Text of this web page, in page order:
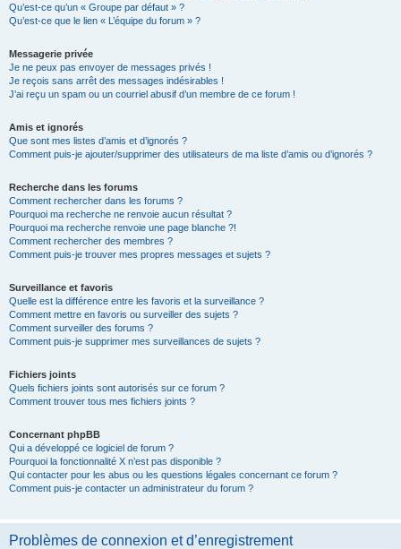
Qu’est-ce qu’un « Groupe par défaut » ?
Qu’est-ce que le lien « L’équipe du forum » ?
Messagerie privée
Je ne peux pas envoyer de messages privés !
Je reçois sans arrêt des messages indésirables !
J’ai reçu un spam ou un courriel abusif d’un membre de ce forum !
Amis et ignorés
Que sont mes listes d’amis et d’ignorés ?
Comment puis-je ajouter/supprimer des utilisateurs de ma liste d’amis ou d’ignorés ?
Recherche dans les forums
Comment rechercher dans les forums ?
Pourquoi ma recherche ne renvoie aucun résultat ?
Pourquoi ma recherche renvoie une page blanche ?!
Comment rechercher des membres ?
Comment puis-je trouver mes propres messages et sujets ?
Surveillance et favoris
Quelle est la différence entre les favoris et la surveillance ?
Comment mettre en favoris ou surveiller des sujets ?
Comment surveiller des forums ?
Comment puis-je supprimer mes surveillances de sujets ?
Fichiers joints
Quels fichiers joints sont autorisés sur ce forum ?
Comment trouver tous mes fichiers joints ?
Concernant phpBB
Qui a développé ce logiciel de forum ?
Pourquoi la fonctionnalité X n’est pas disponible ?
Qui contacter pour les abus ou les questions légales concernant ce forum ?
Comment puis-je contacter un administrateur du forum ?
Problèmes de connexion et d’enregistrement